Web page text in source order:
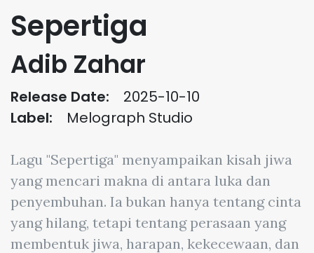
Sepertiga
Adib Zahar
Release Date:
2025-10-10
Label:
Melograph Studio
Lagu "Sepertiga" menyampaikan kisah jiwa
yang mencari makna di antara luka dan
penyembuhan. Ia bukan hanya tentang cinta
yang hilang, tetapi tentang perasaan yang
membentuk jiwa, harapan, kekecewaan, dan